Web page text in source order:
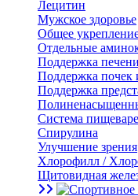
Лецитин
Мужское здоровье
Общее
Отдельные
Поддержка печени
Поддержка почек
Поддержка
Система
Спирулина
Улучшение зрения
Хлорофилл /
Щитовидная